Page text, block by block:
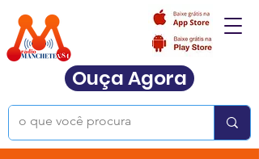
Ouça Agora